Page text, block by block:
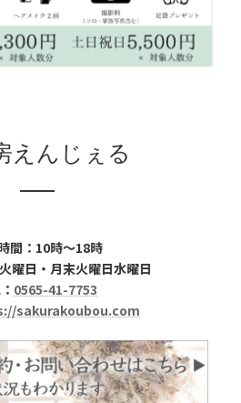
えんじぇる
間：10時～18時
曜日・月末火曜日水曜日
0565-41-7753
sakurakoubou.com